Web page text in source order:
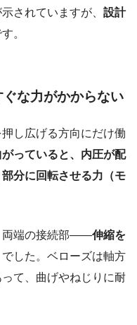
されていますが、 設計
。
な力がかからない
し広げる方向にだけ働
がっていると、内圧が配
分に回転させる力（モ
両端の接続部――伸縮を
でした。ベローズは軸方
て、曲げやねじりに耐